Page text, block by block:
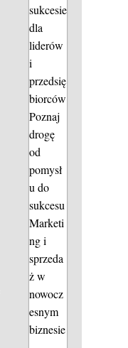
sukcesie
dla
liderów
i
przedsię
biorców
Poznaj
drogę
od
pomysł
u do
sukcesu
Marketi
ng i
sprzeda
ż w
nowocz
esnym
biznesie